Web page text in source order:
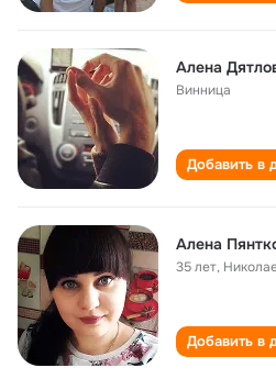
Алена
Винница
Добавить в
Алена
35 лет,
Добавить в